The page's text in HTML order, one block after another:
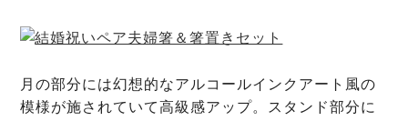
月の部分には幻想的なアルコールインクアート風の
模様が施されていて高級感アップ。スタンド部分に